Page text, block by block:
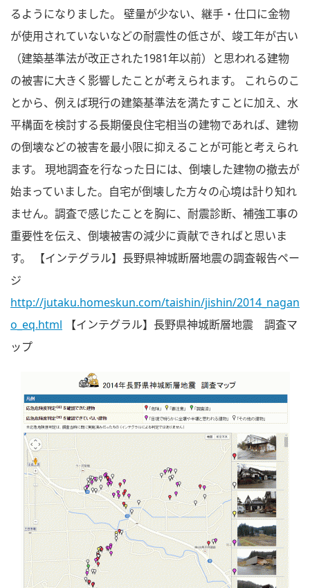
るようになりました。 壁量が少ない、継手・仕口に金物
が使用されていないなどの耐震性の低さが、竣工年が古い
（建築基準法が改正された1981年以前）と思われる建物
の被害に大きく影響したことが考えられます。 これらのこ
とから、例えば現行の建築基準法を満たすことに加え、水
平構面を検討する長期優良住宅相当の建物であれば、建物
の倒壊などの被害を最小限に抑えることが可能と考えられ
ます。 現地調査を行なった日には、倒壊した建物の撤去が
始まっていました。自宅が倒壊した方々の心境は計り知れ
ません。調査で感じたことを胸に、耐震診断、補強工事の
重要性を伝え、倒壊被害の減少に貢献できればと思いま
す。 【インテグラル】長野県神城断層地震の調査報告ペー
ジ
http://jutaku.homeskun.com/taishin/jishin/2014_nagan
o_eq.html 【インテグラル】長野県神城断層地震 調査マ
ップ